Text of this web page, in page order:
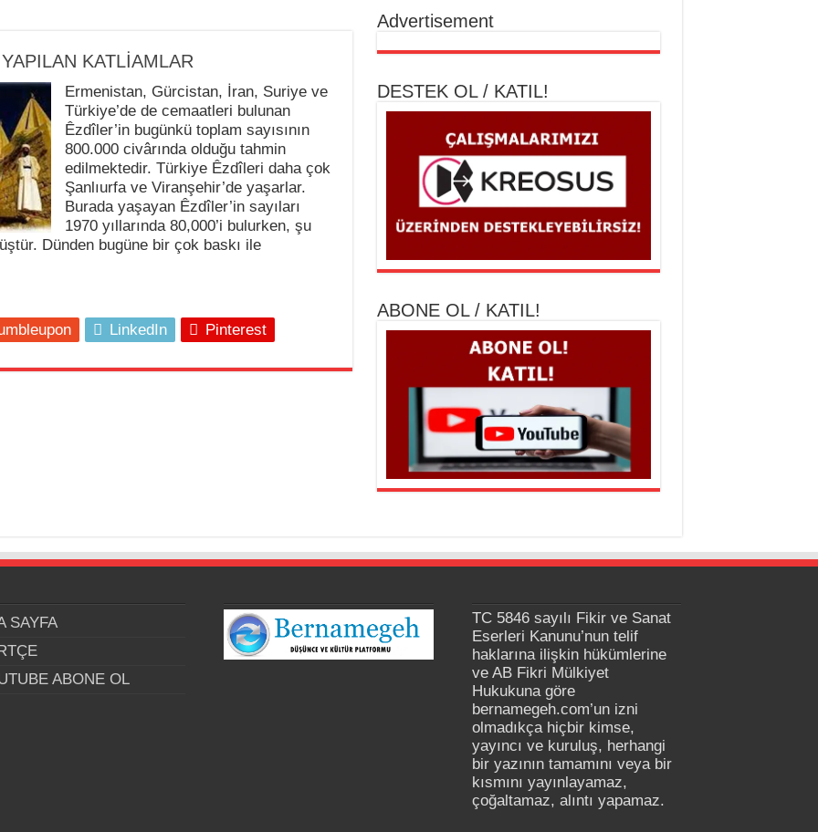
Gölgesinde Onur, Dayanışma ve Varoluşun Sessiz Çığlığı
Halklara Yönelik Politikaları: Tarihsel, Hukuki ve Sosyolojik Açıdan Bir Soykırım İncelemesi
Tarihsel Yok Oluşu
Ülke: Bangladeş
Hayatı
KATLİAMLAR
Ermenistan, Gürcistan, İran, Suriye ve
Türkiye’de de cemaatleri bulunan
Êzdîler’in bugünkü toplam sayısının
800.000 civârında olduğu tahmin
edilmektedir. Türkiye Êzdîleri daha çok
Şanlıurfa ve Viranşehir’de yaşarlar.
Burada yaşayan Êzdîler’in sayıları
1970 yıllarında 80,000’i bulurken, şu
Dünden bugüne bir çok baskı ile
LinkedIn Pinterest
Advertisement
DESTEK OL / KATIL!
ABONE OL / KATIL!
SAYFA
ABONE OL
TC 5846 sayılı Fikir ve Sanat
Eserleri Kanunu’nun telif
haklarına ilişkin hükümlerine
ve AB Fikri Mülkiyet
Hukukuna göre
bernamegeh.com’un izni
olmadıkça hiçbir kimse,
yayıncı ve kuruluş, herhangi
bir yazının tamamını veya bir
kısmını yayınlayamaz,
çoğaltamaz, alıntı yapamaz.